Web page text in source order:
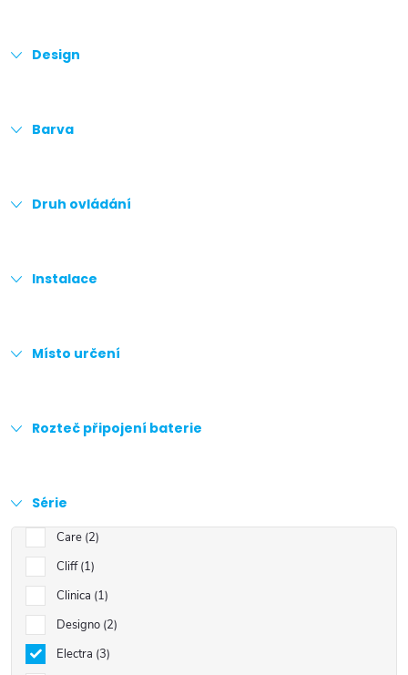
Design
Barva
Druh ovládání
Instalace
Místo určení
Rozteč připojení baterie
Série
Care 2
Cliff 1
Clinica 1
Designo 2
Electra 3